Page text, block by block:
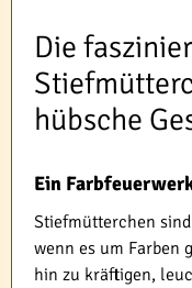
Die
hübsche
Ein
Stiefmütterchen
wenn es um Farben
hin zu kräftigen,